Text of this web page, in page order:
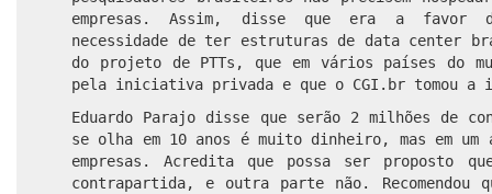
empresas. Assim, disse que era a favor
necessidade de ter estruturas de data center
do projeto de PTTs, que em vários países do
pela iniciativa privada e que o CGI.br tomou
Eduardo Parajo disse que serão 2 milhões de
se olha em 10 anos é muito dinheiro, mas em um
empresas. Acredita que possa ser proposto
contrapartida, e outra parte não. Recomendou